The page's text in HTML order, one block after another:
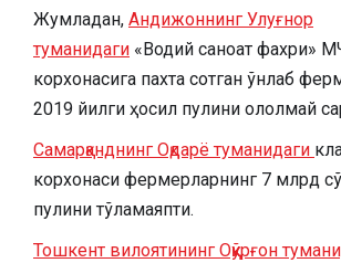
Жумладан, Андижоннинг Улуғнор
туманидаги «Водий саноат фахри»
корхонасига пахта сотган ўнлаб
2019 йилги ҳосил пулини ололмай
Самарқанднинг Оқдарё туманидаги
корхонаси фермерларнинг 7 млрд
пулини тўламаяпти.
Тошкент вилоятининг Оққўрғон